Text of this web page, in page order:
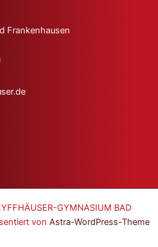
Frankenhausen
GYMNASIUM BAD
von Astra-WordPress-Theme